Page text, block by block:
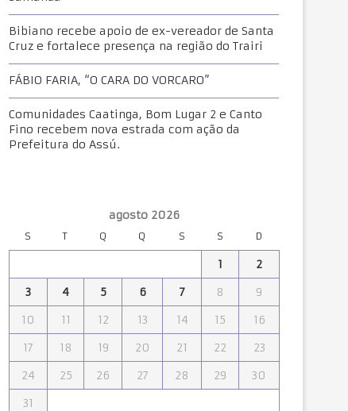
Bibiano recebe apoio de ex-vereador de Santa
Cruz e fortalece presença na região do Trairi
FÁBIO FARIA, “O CARA DO VORCARO”
Comunidades Caatinga, Bom Lugar 2 e Canto
Fino recebem nova estrada com ação da
Prefeitura do Assú.
agosto 2026
S T Q Q S S D
1
2
3
4 5 6 7 8
9
10
11 12 13 14 15
16
17
18 19 20 21 22
23
24
25 26 27 28 29
30
31